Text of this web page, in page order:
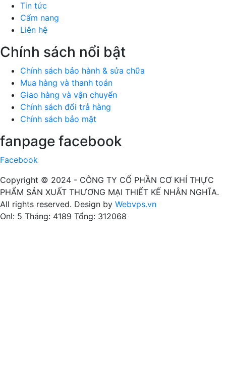
Tin tức
Cẩm nang
Liên hệ
Chính sách nổi bật
Chính sách bảo hành & sửa chữa
Mua hàng và thanh toán
Giao hàng và vận chuyển
Chính sách đổi trả hàng
Chính sách bảo mật
fanpage facebook
Facebook
Copyright © 2024 - CÔNG TY CỔ PHẦN CƠ KHÍ THỰC
PHẨM SẢN XUẤT THƯƠNG MẠI THIẾT KẾ NHÂN NGHĨA.
All rights reserved. Design by Webvps.vn
Onl: 5 Tháng: 4189 Tổng: 312068